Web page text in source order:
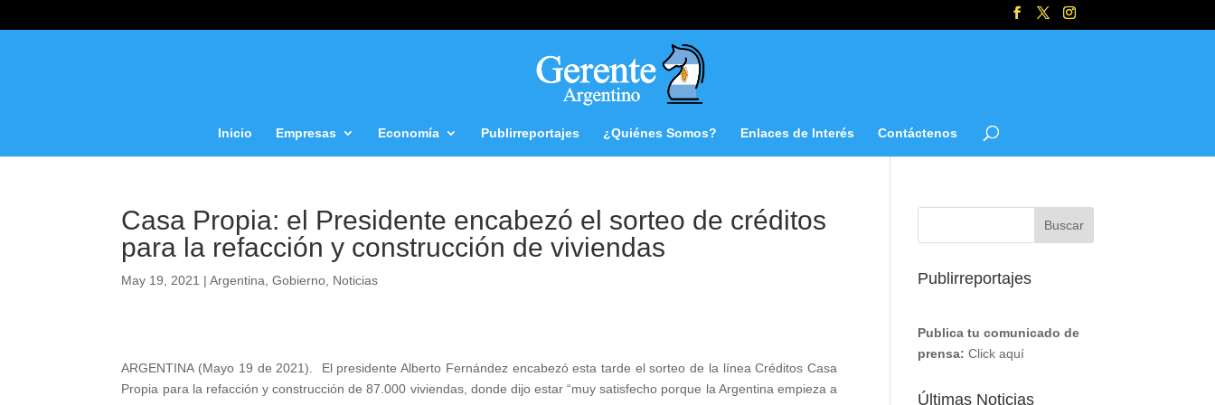
Inicio Empresas Economía Publirreportajes ¿Quiénes Somos? Enlaces de Interés Contáctenos
Casa Propia: el Presidente encabezó el sorteo de créditos
para la refacción y construcción de viviendas
May 19, 2021 |Argentina ,Gobierno Noticias
ARGENTINA (Mayo 19 de 2021). El presidente Alberto Fernández encabezó esta tarde el sorteo de la línea Créditos Casa
Propia para la refacción y construcción de 87.000 viviendas, donde dijo estar “muy satisfecho porque la Argentina empieza a
Publirreportajes
Publica tu comunicado de
prensa: Click aquí
Últimas Noticias